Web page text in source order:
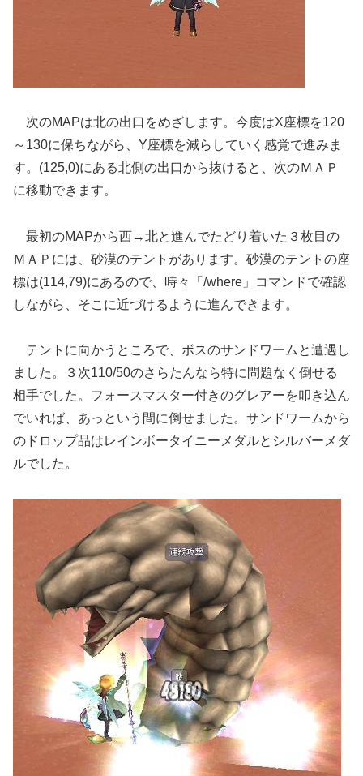
次のMAPは北の出口をめざします。今度はX座標を120
～130に保ちながら、Y座標を減らしていく感覚で進みま
す。(125,0)にある北側の出口から抜けると、次のＭＡＰ
に移動できます。
最初のMAPから西→北と進んでたどり着いた３枚目の
ＭＡＰには、砂漠のテントがあります。砂漠のテントの座
標は(114,79)にあるので、時々「/where」コマンドで確認
しながら、そこに近づけるように進んできます。
テントに向かうところで、ボスのサンドワームと遭遇し
ました。３次110/50のさらたんなら特に問題なく倒せる
相手でした。フォースマスター付きのグレアーを叩き込ん
でいれば、あっという間に倒せました。サンドワームから
のドロップ品はレインボータイニーメダルとシルバーメダ
ルでした。